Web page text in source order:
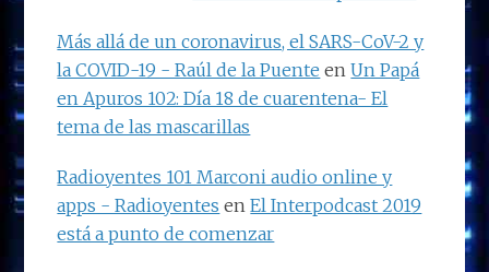
Más allá de un coronavirus, el SARS-CoV-2 y
la COVID-19 - Raúl de la Puente enUn Papá
en Apuros 102: Día 18 de cuarentena- El
tema de las mascarillas
Radioyentes 101 Marconi audio online y
apps - Radioyentes enEl Interpodcast 2019
está a punto de comenzar